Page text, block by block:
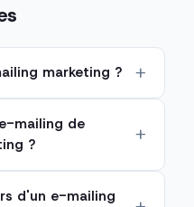
marketing ?
mailing de
?
d'un e-mailing